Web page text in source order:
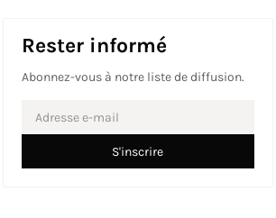
Rester informé
Abonnez-vous à notre liste de diffusion.